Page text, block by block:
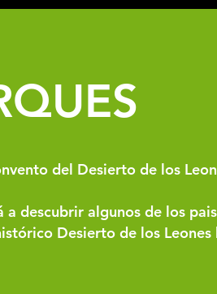
del Desierto de los
descubrir algunos de los
Desierto de los Leones